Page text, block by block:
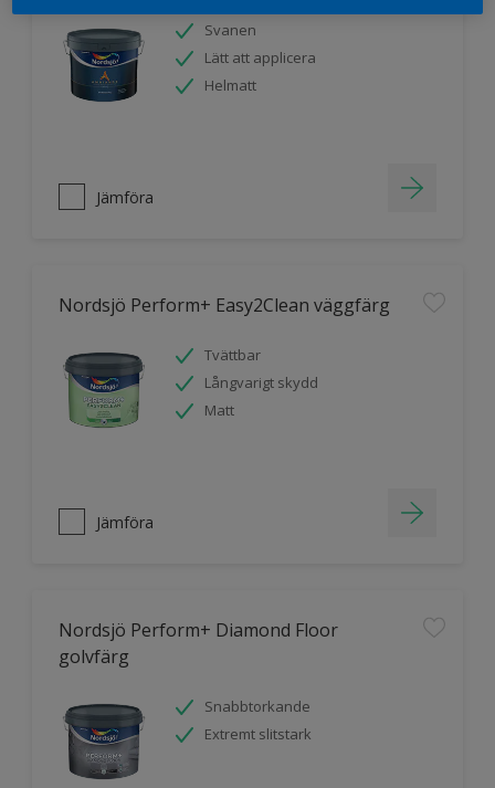
Svanen
Lätt att applicera
Helmatt
Jämföra
Nordsjö Perform+ Easy2Clean väggfärg
Tvättbar
Långvarigt skydd
Matt
Jämföra
Nordsjö Perform+ Diamond Floor
golvfärg
Snabbtorkande
Extremt slitstark